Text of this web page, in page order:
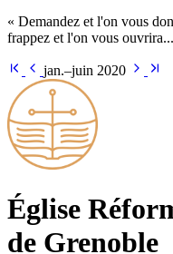
« Demandez et l'on vous
frappez et l'on vous
jan.–juin 2020
Église
de Grenoble